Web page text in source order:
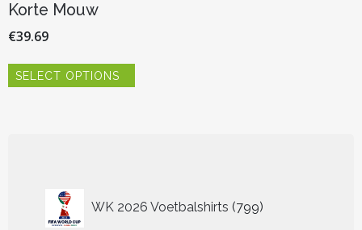
Korte Mouw
€39.69
SELECT OPTIONS
worden
WK 2026 Voetbalshirts 799
producten